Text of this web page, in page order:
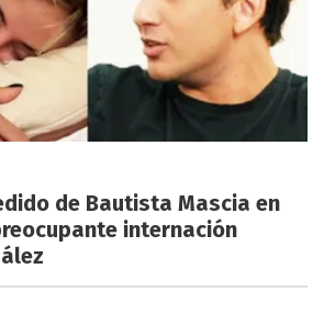
de Bautista Mascia en
internación